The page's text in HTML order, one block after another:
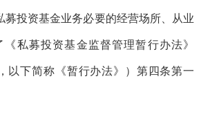
募投资基金业务必要的经营场所、从业
私募投资基金监督管理暂行办法》
以下简称《暂行办法》）第四条第一